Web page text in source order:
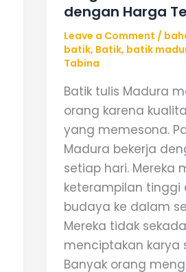
dengan Harga
Leave a Comment /
batik, Batik, batik
Tabina
Batik tulis Madura
orang karena
yang memesona.
Madura bekerja
setiap hari. Mereka
keterampilan
budaya ke dalam
Mereka tidak
menciptakan karya
Banyak orang